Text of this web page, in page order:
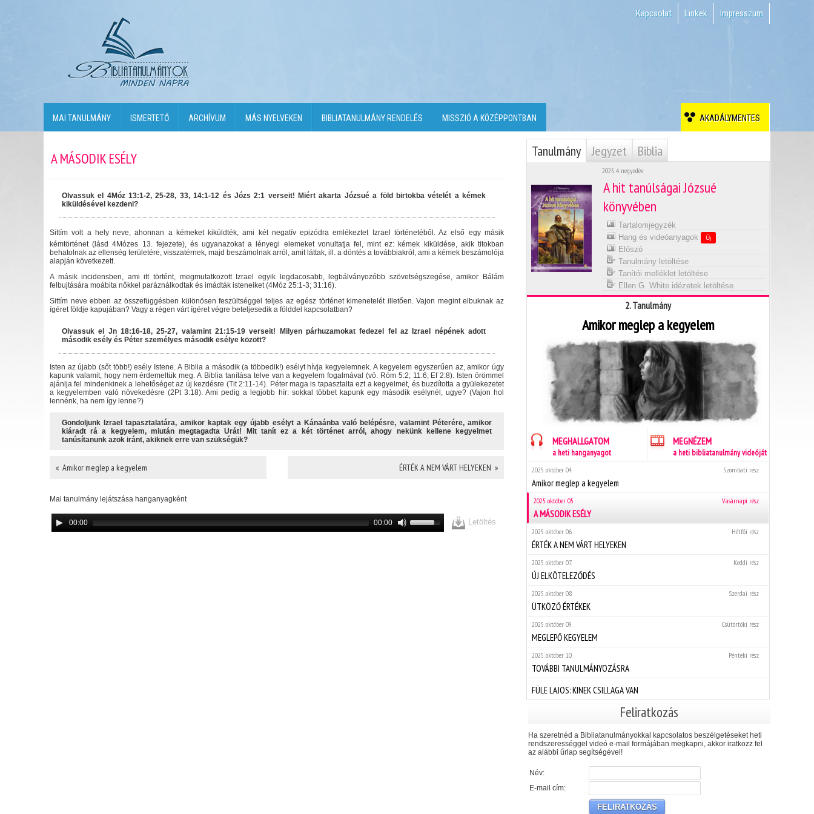
Kapcsolat Linkek Impresszum
MAI TANULMÁNY ISMERTETŐ ARCHÍVUM MÁS NYELVEKEN BIBLIATANULMÁNY RENDELÉS MISSZIÓ A KÖZÉPPONTBAN AKADÁLYMENTES
A MÁSODIK ESÉLY
Olvassuk el 4Móz 13:1-2, 25-28, 33, 14:1-12 és Józs 2:1 verseit! Miért akarta Józsué a föld birtokba vételét a kémek
kiküldésével kezdeni?
Sittím volt a hely neve, ahonnan a kémeket kiküldték, ami két negatív epizódra emlékeztet Izrael történetéből. Az első egy másik
kémtörténet (lásd 4Mózes 13. fejezete), és ugyanazokat a lényegi elemeket vonultatja fel, mint ez: kémek kiküldése, akik titokban
behatolnak az ellenség területére, visszatérnek, majd beszámolnak arról, amit láttak, ill. a döntés a továbbiakról, ami a kémek beszámolója
alapján következett.
A másik incidensben, ami itt történt, megmutatkozott Izrael egyik legdacosabb, legbálványozóbb szövetségszegése, amikor Bálám
felbujtására moábita nőkkel paráználkodtak és imádták isteneiket (4Móz 25:1-3; 31:16).
Sittím neve ebben az összefüggésben különösen feszültséggel teljes az egész történet kimenetelét illetően. Vajon megint elbuknak az
ígéret földje kapujában? Vagy a régen várt ígéret végre beteljesedik a földdel kapcsolatban?
Olvassuk el Jn 18:16-18, 25-27, valamint 21:15-19 verseit! Milyen párhuzamokat fedezel fel az Izrael népének adott
második esély és Péter személyes második esélye között?
Isten az újabb (sőt több!) esély Istene. A Biblia a második (a többedik!) esélyt hívja kegyelemnek. A kegyelem egyszerűen az, amikor úgy
kapunk valamit, hogy nem érdemeltük meg. A Biblia tanítása telve van a kegyelem fogalmával (vö. Róm 5:2; 11:6; Ef 2:8). Isten örömmel
ajánlja fel mindenkinek a lehetőséget az új kezdésre (Tit 2:11-14). Péter maga is tapasztalta ezt a kegyelmet, és buzdította a gyülekezetet
a kegyelemben való növekedésre (2Pt 3:18). Ami pedig a legjobb hír: sokkal többet kapunk egy második esélynél, ugye? (Vajon hol
lennénk, ha nem így lenne?)
Gondoljunk Izrael tapasztalatára, amikor kaptak egy újabb esélyt a Kánaánba való belépésre, valamint Péterére, amikor
kiáradt rá a kegyelem, miután megtagadta Urát! Mit tanít ez a két történet arról, ahogy nekünk kellene kegyelmet
tanúsítanunk azok iránt, akiknek erre van szükségük?
« Amikor meglep a kegyelem ÉRTÉK A NEM VÁRT HELYEKEN »
Mai tanulmány lejátszása hanganyagként
00:00 00:00 Letöltés
Tanulmány Jegyzet Biblia
2025. 4. negyedév
A hit tanúlságai Józsué
könyvében
Tartalomjegyzék
Hang és videóanyagok
Új
Előszó
Tanulmány letöltése
Tanítói melléklet letöltése
Ellen G. White idézetek letöltése
2. Tanulmány
Amikor meglep a kegyelem
MEGHALLGATOM
a heti hanganyagot
MEGNÉZEM
a heti bibliatanulmány videóját
Szombati rész
2025. október 04.
Amikor meglep a kegyelem
Vasárnapi rész
2025. október 05.
A MÁSODIK ESÉLY
Hétfői rész
2025. október 06.
ÉRTÉK A NEM VÁRT HELYEKEN
Keddi rész
2025. október 07.
ÚJ ELKÖTELEZŐDÉS
Szerdai rész
2025. október 08.
ÜTKÖZŐ ÉRTÉKEK
Csütörtöki rész
2025. október 09.
MEGLEPŐ KEGYELEM
Pénteki rész
2025. október 10.
TOVÁBBI TANULMÁNYOZÁSRA
FÜLE LAJOS: KINEK CSILLAGA VAN
Feliratkozás
Ha szeretnéd a Bibliatanulmányokkal kapcsolatos beszélgetéseket heti
rendszerességgel videó e-mail formájában megkapni, akkor iratkozz fel
az alábbi űrlap segítségével!
Név:
E-mail cím: